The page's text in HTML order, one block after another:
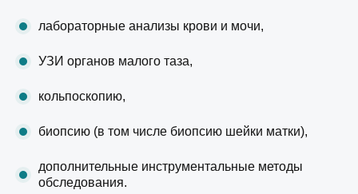
лабораторные анализы крови и мочи,
УЗИ органов малого таза,
кольпоскопию,
биопсию (в том числе биопсию шейки матки),
дополнительные инструментальные методы
обследования.